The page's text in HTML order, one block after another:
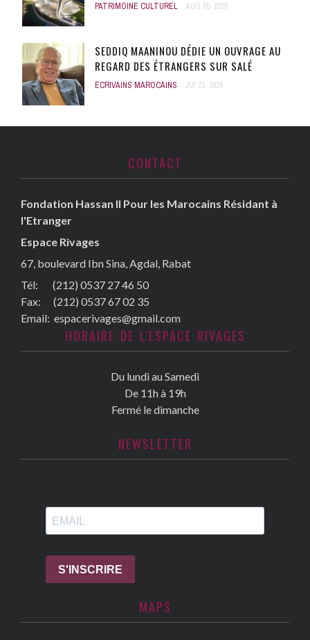
PATRIMOINE CULTUREL AOÛ 05, 2026
SEDDIQ MAANINOU DÉDIE UN OUVRAGE AU
REGARD DES ÉTRANGERS SUR SALÉ
ECRIVAINS MAROCAINS JUI 21, 2026
CONTACT
Fondation Hassan II Pour les Marocains Résidant à
l'Etranger
Espace Rivages
67, boulevard Ibn Sina, Agdal, Rabat
Tél: (212) 0537 27 46 50
Fax: (212) 0537 67 02 35
Email: espacerivages@gmail.com
HORAIRE DE L'ESPACE RIVAGES
Du lundi au Samedi
De 11h à 19h
Fermé le dimanche
NEWSLETTER
MAPS